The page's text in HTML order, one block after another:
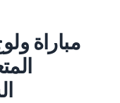
مباراة